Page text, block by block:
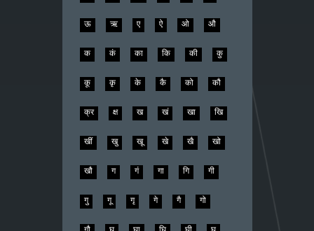
ऊ ऋ ए ऐ ओ औ
क कं का कि की कु
कू कृ के कै को कौ
क्र क्ष ख खं खा खि
खीं खु खू खे खै खो
खौ ग गं गा गि गी
गु गू गृ गे गै गो